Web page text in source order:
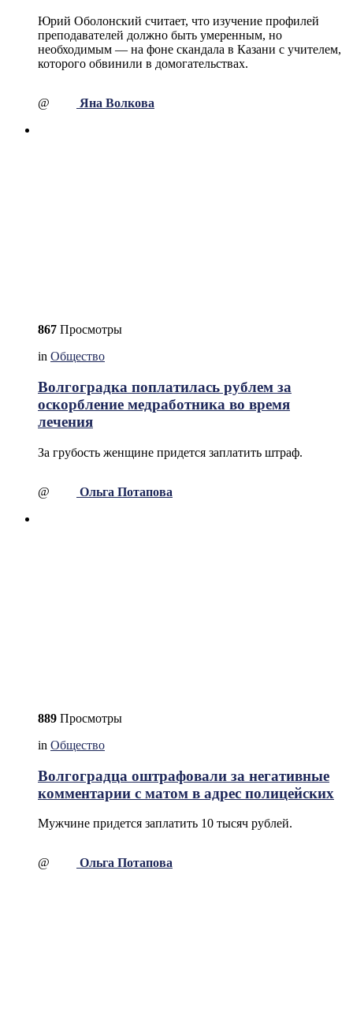
Юрий Оболонский считает, что изучение профилей
преподавателей должно быть умеренным, но
необходимым — на фоне скандала в Казани с учителем,
которого обвинили в домогательствах.
@ Яна Волкова
867 Просмотры
in Общество
Волгоградка поплатилась рублем за
оскорбление медработника во время
лечения
За грубость женщине придется заплатить штраф.
@ Ольга Потапова
889 Просмотры
in Общество
Волгоградца оштрафовали за негативные
комментарии с матом в адрес полицейских
Мужчине придется заплатить 10 тысяч рублей.
@ Ольга Потапова